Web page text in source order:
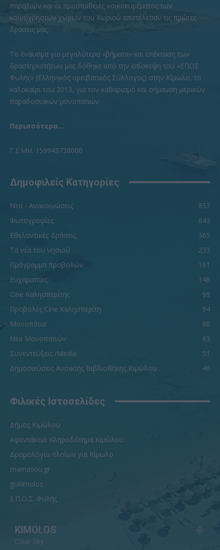
παραλιών και οι προσπάθειες νοικοκυρέματος των
κοινόχρηστων χώρων του Χωριού αποτέλεσαν τις πρώτες
δράσεις μας.
To έναυσμα για μεγαλύτερα «βήματα» και επέκταση των
δραστηριοτήτων μας δόθηκε από την επίσκεψη του «ΕΠΟΣ
Φυλής» (Ελληνικός ορειβατικός Σύλλογος) στην Κίμωλο, το
καλοκαίρι του 2013, για τον καθαρισμό και σήμανση μερικών
παραδοσιακών μονοπατιών.
Περισσότερα...
Γ.Ε.ΜΗ. 159943738000
Δημοφιλείς Κατηγορίες
Νεα - Ανακοινώσεις
853
Φωτογραφίες
643
Εθελοντικές Δράσεις
365
Τα νέα του νησιού
233
Πρόγραμμα προβολών
161
Ευχαριστίες
148
Cine Καλησπερίτης
99
Προβολές Cine Καλησπερίτη
94
Μονοπάτια
88
Νέα Μονοπατιών
63
Συνεντεύξεις /Media
51
Δημοσιεύσεις Ανοικτής Βιβλιοθήκης Κιμώλου
46
Φιλικές Ιστοσελίδες
Δήμος Κιμώλου
Αφεντάκειο Κληροδότημα Κιμώλου
Δρομολόγια πλοίων για Κίμωλο
mamasou.gr
gokimolos
Ε.Π.Ο.Σ. Φυλής
KIMOLOS
Clear Sky